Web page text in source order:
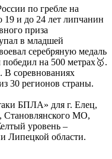
по гребле на
19 и до 24 лет липчанин
приза
в младшей
серебряную медаль
на 500 метрах🥇.
В соревнованиях
30 регионов страны.
БПЛА» для г. Елец,
МО,
уровень –
Липецкой области.